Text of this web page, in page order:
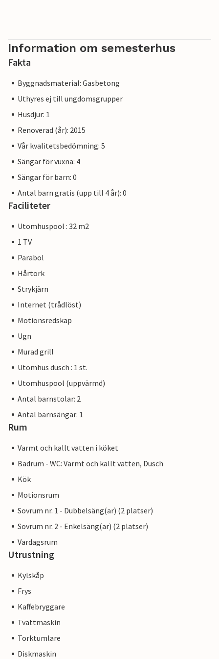
ibenik ligger 45 minuters bilresa från villan. Katedralen St
James, som finns på UNESCO: s världsarvslista, liksom ett
utmärkt gastronomiskt erbjudande, vattnet och mycket
De andra berömda dalmatiska städerna Zadar och Split
ligger inte heller långt borta och är väl värda ett besök.
Information om semesterhus
Fakta
Byggnadsmaterial: Gasbetong
Uthyres ej till ungdomsgrupper
Husdjur: 1
Renoverad (år): 2015
Vår kvalitetsbedömning: 5
Sängar för vuxna: 4
Sängar för barn: 0
Antal barn gratis (upp till 4 år): 0
Faciliteter
Utomhuspool : 32 m2
1 TV
Parabol
Hårtork
Strykjärn
Internet (trådlöst)
Motionsredskap
Ugn
Murad grill
Utomhus dusch : 1 st.
Utomhuspool (uppvärmd)
Antal barnstolar: 2
Antal barnsängar: 1
Rum
Varmt och kallt vatten i köket
Badrum - WC: Varmt och kallt vatten, Dusch
Kök
Motionsrum
Sovrum nr. 1 - Dubbelsäng(ar) (2 platser)
Sovrum nr. 2 - Enkelsäng(ar) (2 platser)
Vardagsrum
Utrustning
Kylskåp
Frys
Kaffebryggare
Tvättmaskin
Torktumlare
Diskmaskin